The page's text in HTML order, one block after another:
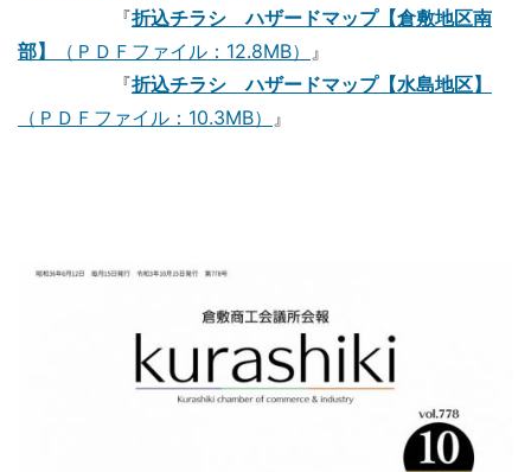
『折込チラシ ハザードマップ【倉敷地区南
部】
（ＰＤＦファイル：12.8MB） 』
『折込チラシ ハザードマップ【水島地区】
（ＰＤＦファイル：10.3MB） 』